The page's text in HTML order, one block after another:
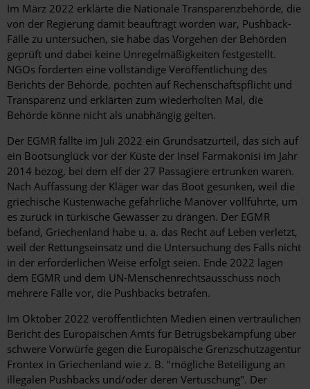
Im März 2022 erklärte die Nationale Transparenzbehörde, die
von der Regierung damit beauftragt worden war, Pushback-
Fälle zu untersuchen, sie habe das Vorgehen der Behörden
geprüft und dabei keine Unregelmäßigkeiten festgestellt.
NGOs forderten eine vollständige Veröffentlichung des
Berichts der Behörde, pochten auf Rechenschaftspflicht und
Transparenz und erklärten zum wiederholten Mal, die
Behörde könne nicht als unabhängig gelten.
Der EGMR fällte im Juli 2022 ein Grundsatzurteil, das sich auf
ein Bootsunglück vor der Küste der Insel Farmakonisi im Jahr
2014 bezog, bei dem elf der 27 Passagiere ertrunken waren.
Nach Auffassung der Kläger war das Boot gesunken, weil die
griechische Küstenwache gefährliche Manöver vollführte, um
es zurück in türkische Gewässer zu drängen. Der EGMR
befand, Griechenland habe u. a. das Recht auf Leben verletzt,
weil der Rettungseinsatz und die Untersuchung des Falls nicht
in der erforderlichen Weise erfolgt seien. Ende 2022 lagen
dem EGMR und dem UN-Menschenrechtsausschuss noch
mehrere Fälle vor, die Pushbacks betrafen.
Im Oktober 2022 veröffentlichten Medien einen vertraulichen
Bericht des Europäischen Amts für Betrugsbekämpfung über
schwere Vorwürfe gegen die Europäische Grenzschutzagentur
Frontex in Griechenland wie z. B. "mögliche Beteiligung an
illegalen Pushbacks und/oder deren Vertuschung". Der